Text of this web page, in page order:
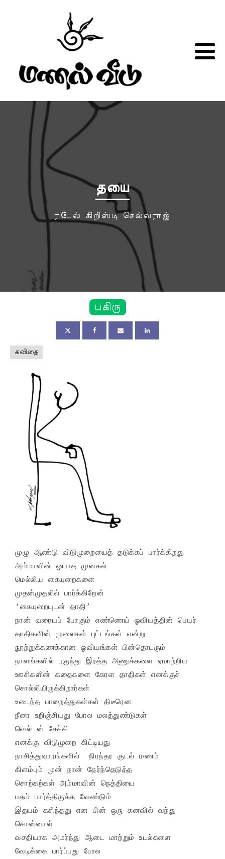
தயை
ரபேல் கிறிஸ்டி செல்வராஜ்
பகிரு
கவிதை
முழு ஆண்டு விடுமுறையைத் தடுக்கப் பார்க்கிறது
அம்மாவின் ஓயாத முனகல்
மெல்லிய கையுறைகளை
முதன்முதலில் பார்க்கிறேன்
‘கையுறையுடன் தாதி’
நான் வரையப் போகும் எண்ணெய் ஓவியத்தின் பெயர்
தாதிகளின் முலைகள் புட்டங்கள் என்று
நூற்றுக்கணக்கான ஓவியங்கள் பின்தொடரும்
நாளங்களில் புகுந்து இரத்த அணுக்களை ஏமாற்றிய
ஊசிகளின் கதைகளை கேரள தாதிகள் எனக்குச்
சொல்லியிருக்கிறார்கள்
உடைந்த பாறைத்துகள்கள் திடீரென
நீரை உறிஞ்சியது போல மலத்துண்டுகள்
வெல்டன் சேச்சி
எனக்கு விடுமுறை கிட்டியது
நாசித்துவாரங்களில்  நிரந்தர குடல் மணம்
கிளம்பும் முன் நான் தேர்ந்தெடுத்த
சொற்கற்கள் அம்மாவின் நெத்தியை
பதம் பார்த்திருக்க வேண்டும்
இதயம் கசிந்தது என பின் ஒரு கனவில் வந்து
சொன்னாள்
வசதியாக அமர்ந்து ஆடை மாற்றும் உடல்களை
வேடிக்கை பார்ப்பது போல